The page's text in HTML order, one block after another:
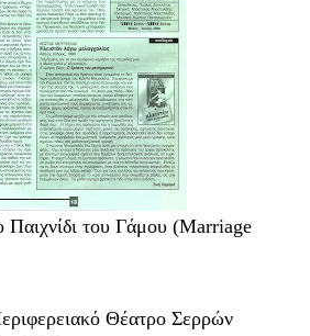
Παιχνίδι του Γάμου (Marriage
Θέατρο Σερρών